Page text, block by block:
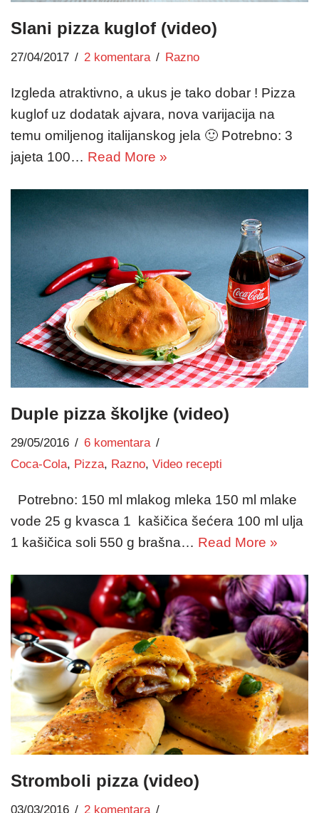
Slani pizza kuglof (video)
27/04/2017 2 komentara Razno
Izgleda atraktivno, a ukus je tako dobar ! Pizza
kuglof uz dodatak ajvara, nova varijacija na
temu omiljenog italijanskog jela 🙂 Potrebno: 3
jajeta 100… Read More »
Duple pizza školjke (video)
29/05/2016
6 komentara
Coca-Cola, Pizza, Razno, Video recepti
Potrebno: 150 ml mlakog mleka 150 ml mlake
vode 25 g kvasca 1 kašičica šećera 100 ml ulja
1 kašičica soli 550 g brašna… Read More »
Stromboli pizza (video)
03/03/2016
2 komentara